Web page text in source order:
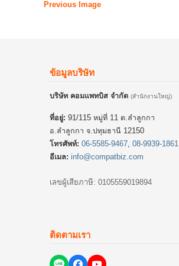
Previous Image
ข้อมูลบริษัท
บริษัท คอมแพทบิส จำกัด (สำนักงานใหญ่)
ที่อยู่: 91/115 หมู่ที่ 11 ต.ลำลูกกา
อ.ลำลูกกา จ.ปทุมธานี 12150
โทรศัพท์: 06-5585-9467, 08-9939-1861
อีเมล: info@compatbiz.com
เลขผู้เสียภาษี: 0105559019894
ติดตามเรา